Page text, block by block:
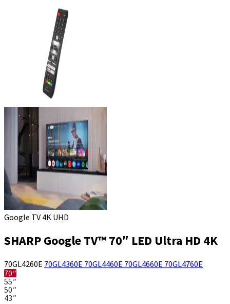
Google TV 4K UHD
SHARP Google TV™ 70″ LED Ultra HD 4K
70GL4260E 70GL4360E 70GL4460E 70GL4660E 70GL4760E
70″
55″
50″
43″